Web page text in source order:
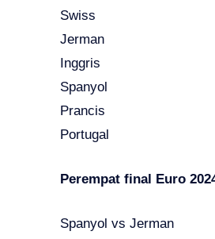
Swiss
Jerman
Inggris
Spanyol
Prancis
Portugal
Perempat final Euro
Spanyol vs Jerman